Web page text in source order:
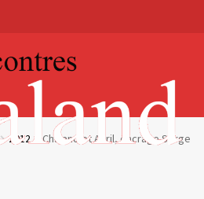
2012
Chaland et Avril, encrage Serge